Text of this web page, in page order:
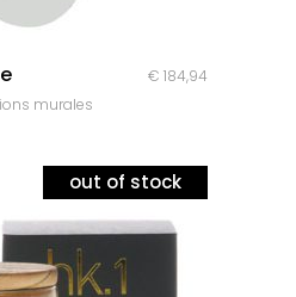
€ 184,94
murales
out of stock